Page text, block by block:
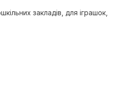
закладів, для іграшок,